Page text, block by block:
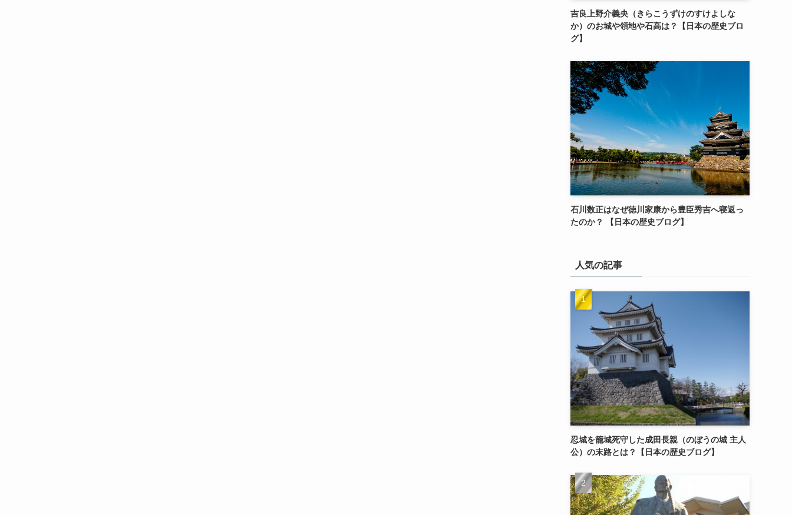
吉良上野介義央（きらこうずけのすけよしな
か）のお城や領地や石高は？【日本の歴史ブロ
グ】
石川数正はなぜ徳川家康から豊臣秀吉へ寝返っ
たのか？ 【日本の歴史ブログ】
人気の記事
忍城を籠城死守した成田長親（のぼうの城 主人
公）の末路とは？【日本の歴史ブログ】